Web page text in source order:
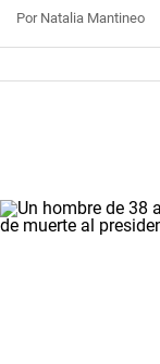
Por Natalia Mantineo